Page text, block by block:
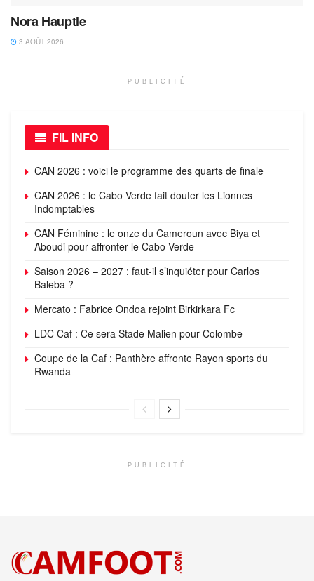
Nora Hauptle
3 AOÛT 2026
PUBLICITÉ
FIL INFO
CAN 2026 : voici le programme des quarts de finale
CAN 2026 : le Cabo Verde fait douter les Lionnes
Indomptables
CAN Féminine : le onze du Cameroun avec Biya et
Aboudi pour affronter le Cabo Verde
Saison 2026 – 2027 : faut-il s’inquiéter pour Carlos
Baleba ?
Mercato : Fabrice Ondoa rejoint Birkirkara Fc
LDC Caf : Ce sera Stade Malien pour Colombe
Coupe de la Caf : Panthère affronte Rayon sports du
Rwanda
PUBLICITÉ